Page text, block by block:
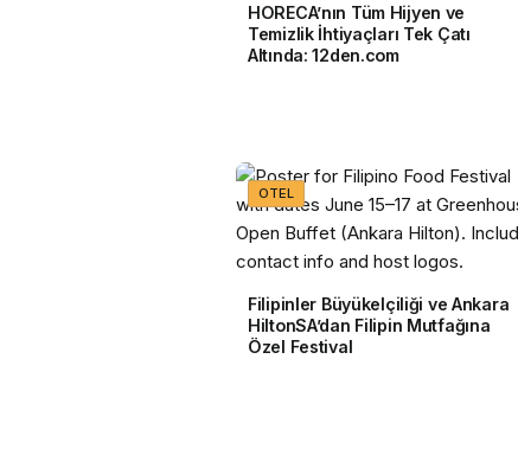
HORECA’nın Tüm Hijyen ve
Temizlik İhtiyaçları Tek Çatı
Altında: 12den.com
OTEL
Filipinler Büyükelçiliği ve Ankara
HiltonSA’dan Filipin Mutfağına
Özel Festival